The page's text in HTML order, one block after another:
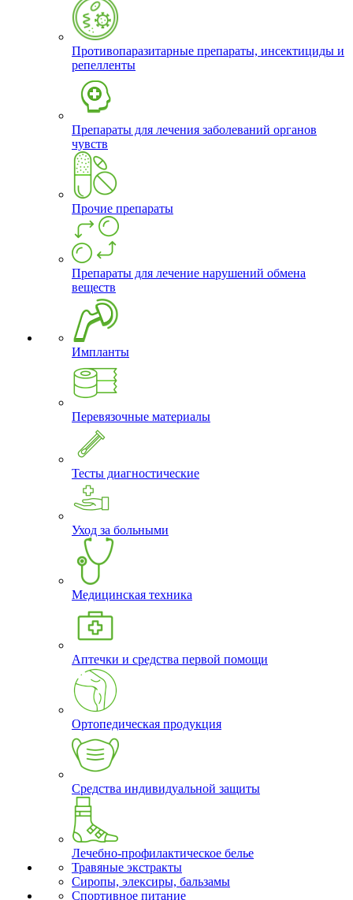
Противопаразитарные препараты, инсектициды и
репелленты
Препараты для лечения заболеваний органов
чувств
Прочие препараты
Препараты для лечение нарушений обмена
веществ
Импланты
Перевязочные материалы
Тесты диагностические
Уход за больными
Медицинская техника
Аптечки и средства первой помощи
Ортопедическая продукция
Средства индивидуальной защиты
Лечебно-профилактическое белье
Травяные экстракты
Сиропы, элексиры, бальзамы
Спортивное питание